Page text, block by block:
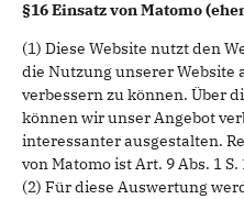
§16 Einsatz von Matomo
(1) Diese Website nutzt den
die Nutzung unserer Website
verbessern zu können. Über
können wir unser Angebot
interessanter ausgestalten.
von Matomo ist Art. 9 Abs. 1 S.
(2) Für diese Auswertung